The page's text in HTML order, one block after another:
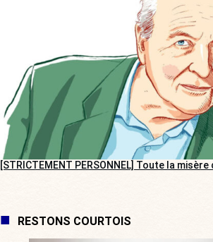
[STRICTEMENT PERSONNEL] Toute la
RESTONS COURTOIS